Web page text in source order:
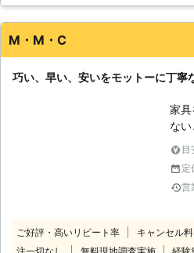
東京都 練馬区
M・M・C
巧い、早い、安いをモットーに丁寧
家
な
っ
段
家
う
い
の
目
定
営
ご好評・高いリピート率 キャンセル
注一切なし
無料現地調査実施 経験